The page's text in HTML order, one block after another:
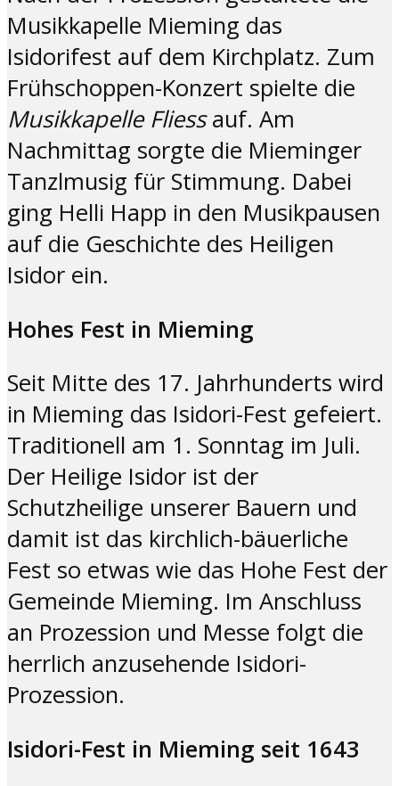
Musikkapelle Mieming das
Isidorifest auf dem Kirchplatz. Zum
Frühschoppen-Konzert spielte die
Musikkapelle Fliessauf. Am
Nachmittag sorgte die Mieminger
Tanzlmusig für Stimmung. Dabei
ging Helli Happ in den Musikpausen
auf die Geschichte des Heiligen
Isidor ein.
Hohes Fest in Mieming
Seit Mitte des 17. Jahrhunderts wird
in Mieming das Isidori-Fest gefeiert.
Traditionell am 1. Sonntag im Juli.
Der Heilige Isidor ist der
Schutzheilige unserer Bauern und
damit ist das kirchlich-bäuerliche
Fest so etwas wie das Hohe Fest der
Gemeinde Mieming. Im Anschluss
an Prozession und Messe folgt die
herrlich anzusehende Isidori-
Prozession.
Isidori-Fest in Mieming seit 1643